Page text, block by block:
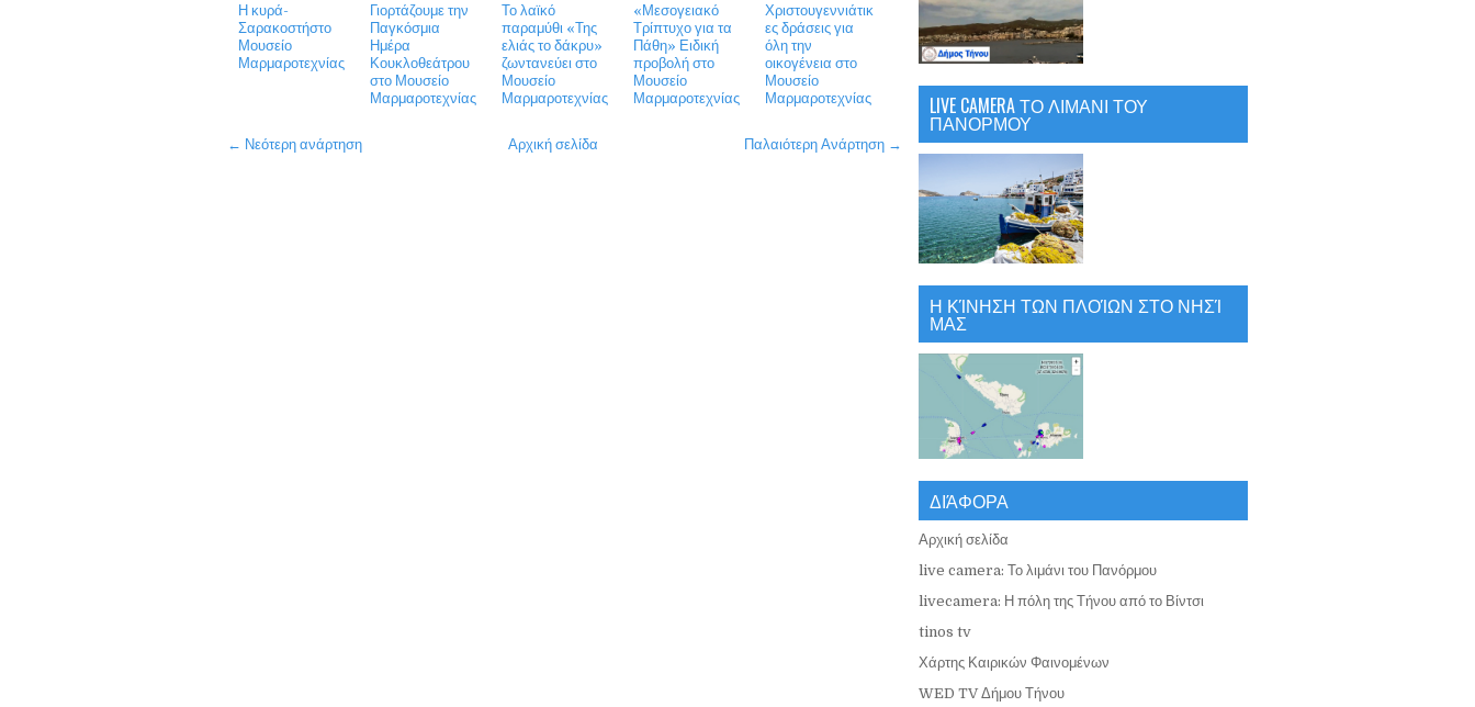
Η κυρά-
Σαρακοστήστο
Μουσείο
Μαρμαροτεχνίας
Γιορτάζουμε την
Παγκόσμια
Ημέρα
Κουκλοθεάτρου
στο Μουσείο
Μαρμαροτεχνίας
Το λαϊκό
παραμύθι «Της
ελιάς το δάκρυ»
ζωντανεύει στο
Μουσείο
Μαρμαροτεχνίας
«Μεσογειακό
Τρίπτυχο για τα
Πάθη» Ειδική
προβολή στο
Μουσείο
Μαρμαροτεχνίας
Χριστουγεννιάτικ
ες δράσεις για
όλη την
οικογένεια στο
Μουσείο
Μαρμαροτεχνίας
← Νεότερη ανάρτηση Παλαιότερη Ανάρτηση →
Αρχική σελίδα
LIVE CAMERA ΤΟ ΛΙΜΑΝΙ ΤΟΥ
ΠΑΝΟΡΜΟΥ
Η ΚΊΝΗΣΗ ΤΩΝ ΠΛΟΊΩΝ ΣΤΟ ΝΗΣΊ
ΜΑΣ
ΔΙΆΦΟΡΑ
Αρχική σελίδα
live camera: Το λιμάνι του Πανόρμου
livecamera: Η πόλη της Τήνου από το Βίντσι
tinos tv
Χάρτης Καιρικών Φαινομένων
WED TV Δήμου Τήνου